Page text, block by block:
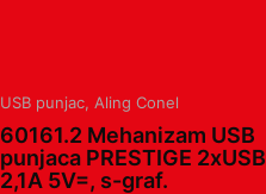
USB punjac, Aling Conel
60161.2 Mehanizam USB
punjaca PRESTIGE 2xUSB
2,1A 5V=, s-graf.